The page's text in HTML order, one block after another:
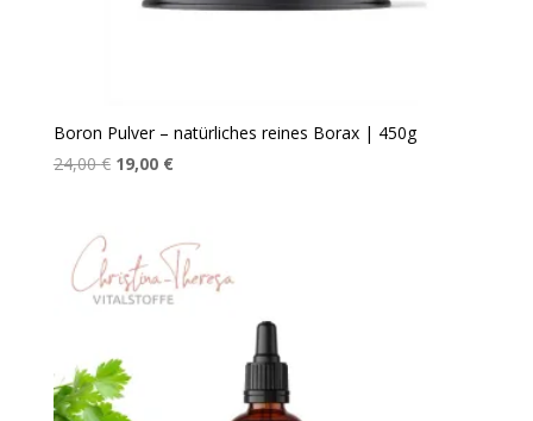
Boron Pulver – natürliches reines Borax | 450g
24,00€ Ursprünglicher
24,00 €
19,00 €Aktueller
19,00 €.